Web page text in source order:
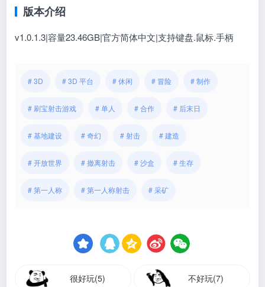
版本介绍
v1.0.1.3|容量23.46GB|官方简体中文|支持键盘.鼠标.手柄
# 3D # 3D 平台 # 休闲 # 冒险 # 制作
# 刷宝射击游戏 # 单人 # 合作 # 后末日
# 基地建设 # 奇幻 # 射击 # 建造
# 开放世界 # 撤离射击 # 沙盒 # 生存
# 第一人称 # 第一人称射击 # 采矿
很好玩(5) 不好玩(7)